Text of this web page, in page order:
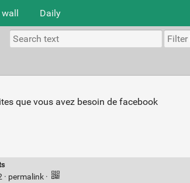
wall Daily
que vous avez besoin de facebook
permalink ·